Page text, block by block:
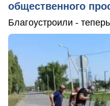
общественного
Благоустроили -